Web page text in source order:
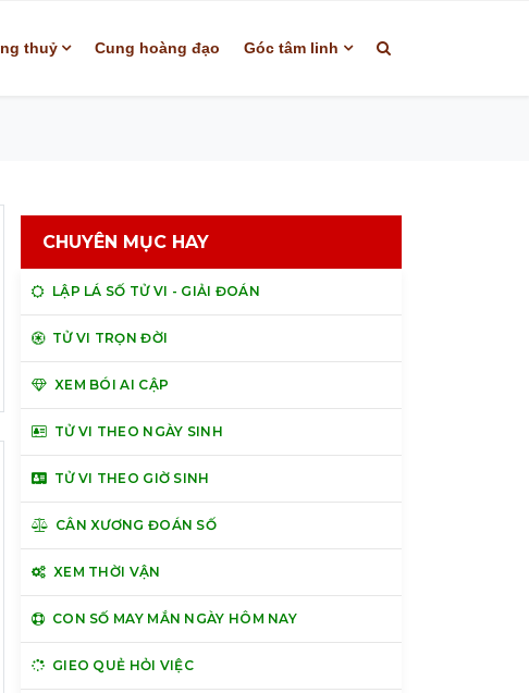
thuỷ Cung hoàng đạo Góc tâm linh
CHUYÊN MỤC HAY
LẬP LÁ SỐ TỬ VI - GIẢI ĐOÁN
TỬ VI TRỌN ĐỜI
XEM BÓI AI CẬP
TỬ VI THEO NGÀY SINH
TỬ VI THEO GIỜ SINH
CÂN XƯƠNG ĐOÁN SỐ
XEM THỜI VẬN
CON SỐ MAY MẮN NGÀY HÔM NAY
GIEO QUẺ HỎI VIỆC